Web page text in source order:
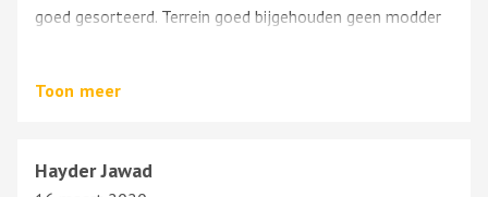
goed gesorteerd. Terrein goed bijgehouden geen modder
Toon meer
Hayder Jawad